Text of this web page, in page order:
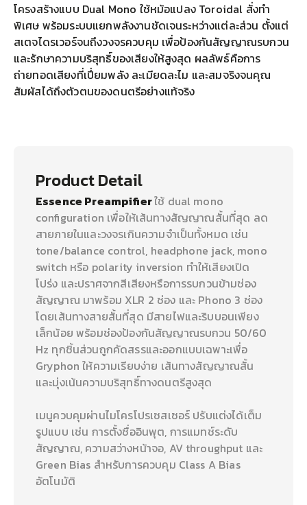
โครงสร้างแบบ Dual Mono ใช้หม้อแปลง Toroidal สั่งทำ
พิเศษ พร้อมระบบแยกพลังงานชัดเจนระหว่างแต่ละส่วน ตั้งแต่
สเตจไดรเวอร์จนถึงวงจรควบคุม เพื่อป้องกันสัญญาณรบกวน
และรักษาความบริสุทธิ์ของเสียงให้สูงสุด ผลลัพธ์คือการ
ถ่ายทอดเสียงที่เปี่ยมพลัง ละเมียดละไม และสมจริงจนคุณ
สัมผัสได้ถึงตัวตนของดนตรีอย่างแท้จริง
Product Detail
Essence Preampifierใช้ dual mono
configuration เพื่อให้เส้นทางสัญญาณสั้นที่สุด ลด
สายภายในและวงจรเกินความจำเป็นทั้งหมด เช่น
tone/balance control, headphone jack, mono
switch หรือ polarity inversion ทำให้เสียงเปิด
โปร่ง และปราศจากสีเสียงหรือการรบกวนข้ามช่อง
สัญญาณ มาพร้อม XLR 2 ช่อง และ Phono 3 ช่อง
โดยเส้นทางสายสั้นที่สุด มีสายไฟและริบบอนเพียง
เล็กน้อย พร้อมช่องป้องกันสัญญาณรบกวน 50/60
Hz ทุกชิ้นส่วนถูกคัดสรรและออกแบบเฉพาะเพื่อ
Gryphon ให้ความเรียบง่าย เส้นทางสัญญาณสั้น
และมุ่งเน้นความบริสุทธิ์ทางดนตรีสูงสุด
เมนูควบคุมผ่านไมโครโปรเซสเซอร์ ปรับแต่งได้เต็ม
รูปแบบ เช่น การตั้งชื่ออินพุต, การแมทช์ระดับ
สัญญาณ, ความสว่างหน้าจอ, AV throughput และ
Green Bias สำหรับการควบคุม Class A Bias
อัตโนมัติ